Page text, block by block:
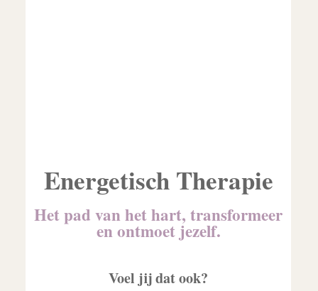
Energetisch Therapie
Het pad van het hart, transformeer
en ontmoet jezelf.
Voel jij dat ook?